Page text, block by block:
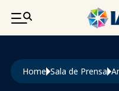
PASAR AL
Ruta de
Home Sala de Prensa